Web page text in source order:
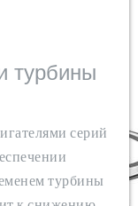
турбины
серий
турбины